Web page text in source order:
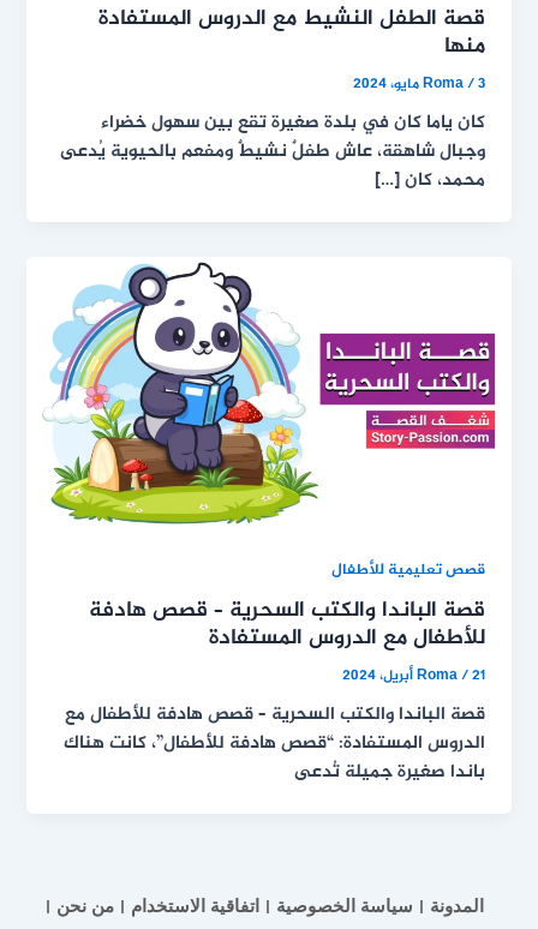
قصة الطفل النشيط مع الدروس المستفادة
منها
Roma/3 مايو، 2024
كان ياما كان في بلدة صغيرة تقع بين سهول خضراء
وجبال شاهقة، عاش طفلٌ نشيطٌ ومفعم بالحيوية يُدعى
محمد، كان […]
قصص تعليمية للأطفال
قصة الباندا والكتب السحرية – قصص هادفة
للأطفال مع الدروس المستفادة
Roma/21 أبريل، 2024
قصة الباندا والكتب السحرية – قصص هادفة للأطفال مع
الدروس المستفادة: “قصص هادفة للأطفال”، كانت هناك
باندا صغيرة جميلة تُدعى
المدونة سياسة الخصوصية اتفاقية الاستخدام من نحن